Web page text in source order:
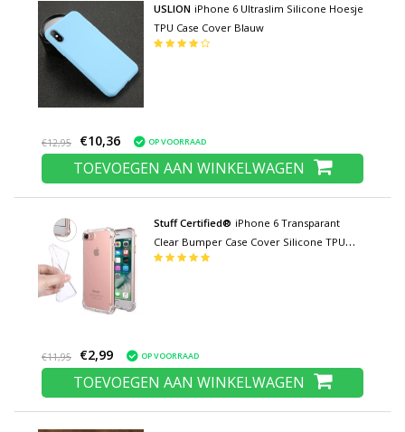
USLION iPhone 6 Ultraslim Silicone Hoesje
TPU Case Cover Blauw
€12,95 €10,36 OP VOORRAAD
TOEVOEGEN AAN WINKELWAGEN
Stuff Certified® iPhone 6 Transparant
Clear Bumper Case Cover Silicone TPU
Hoesje Anti-Shock
€11,95 €2,99 OP VOORRAAD
TOEVOEGEN AAN WINKELWAGEN